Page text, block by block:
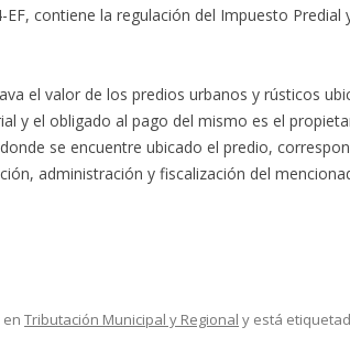
EF, contiene la regulación del Impuesto Predial
el valor de los predios urbanos y rústicos
y el obligado al pago del mismo es el
se encuentre ubicado el predio,
administración y fiscalización del
Tributación Municipal y Regional y está